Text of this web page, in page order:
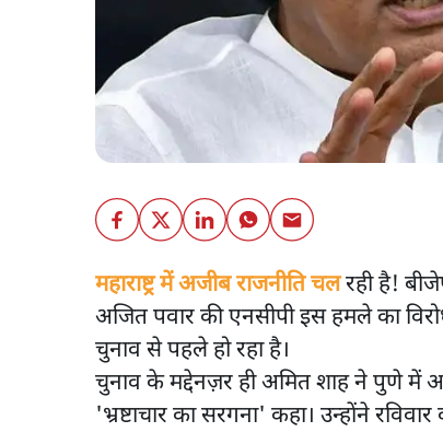
महाराष्ट्र में अजीब राजनीति चलरही है!
अजित पवार की एनसीपी इस हमले का
चुनाव से पहले हो रहा है।
चुनाव के मद्देनज़र ही अमित शाह ने पुणे में
'भ्रष्टाचार का सरगना' कहा। उन्होंने